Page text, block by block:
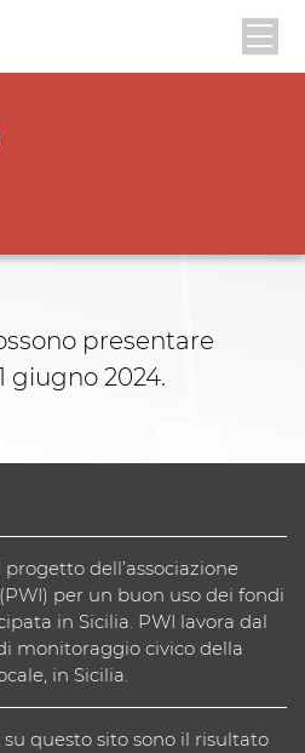
presentare
giugno 2024.
dell’associazione
per un buon uso dei fondi
in Sicilia. PWI lavora dal
monitoraggio civico della
in Sicilia.
questo sito sono il risultato